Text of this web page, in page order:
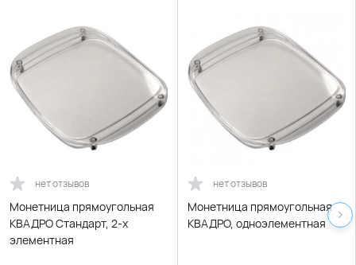
нет отзывов
Монетница прямоугольная
КВАДРО Стандарт, 2-х
элементная
нет отзывов
Монетница прямоугольная
КВАДРО, одноэлементная